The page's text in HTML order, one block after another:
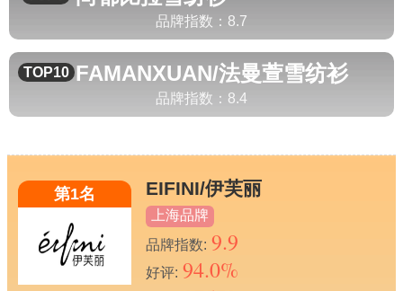
品牌指数： 8.7
TOP10 FAMANXUAN/法曼萱雪纺衫
品牌指数： 8.4
第1名 EIFINI/伊芙丽
上海品牌
品牌指数: 9.9
好评: 94.0%